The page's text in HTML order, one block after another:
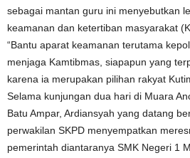
sebagai mantan guru ini menyebutkan
keamanan dan ketertiban masyarakat
“Bantu aparat keamanan terutama
menjaga Kamtibmas, siapapun yang
karena ia merupakan pilihan rakyat
Selama kunjungan dua hari di Muara
Batu Ampar, Ardiansyah yang datang
perwakilan SKPD menyempatkan
pemerintah diantaranya SMK Negeri 1